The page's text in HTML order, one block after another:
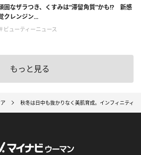
固なザラつき、くすみは“滞留角質”かも!? 新感
クレンジン...
ビューティーニュース
もっと見る
秋冬は日中も抜かりなく美肌育成。インフィニティ